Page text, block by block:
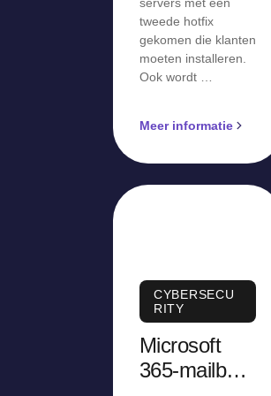
servers met een
tweede hotfix
gekomen die klanten
moeten installeren.
Ook wordt …
Meer informatie
CYBERSECU
RITY
Microsoft
365-mailbox